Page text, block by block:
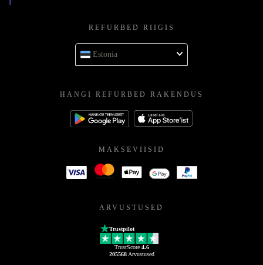
REFURBED RIIGIS
Estonia
HANGI REFURBED RAKENDUS
MAKSEVIISID
ARVUSTUSED
Trustpilot
TrustScore 4.6
205568Arvustused